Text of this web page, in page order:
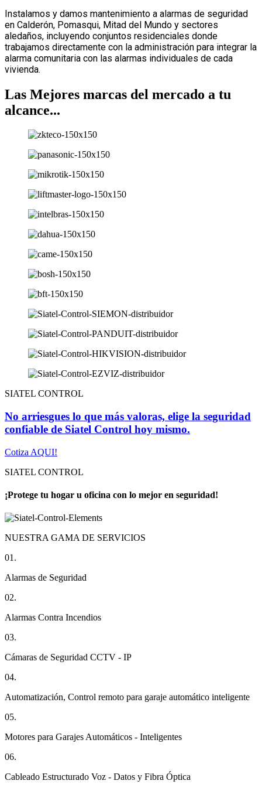
Instalamos y damos mantenimiento a alarmas de seguridad
en Calderón, Pomasqui, Mitad del Mundo y sectores
aledaños, incluyendo conjuntos residenciales donde
trabajamos directamente con la administración para integrar la
alarma comunitaria con las alarmas individuales de cada
vivienda.
Las Mejores marcas del mercado a tu
alcance...
SIATEL CONTROL
No arriesgues lo que más valoras, elige la seguridad
confiable de Siatel Control hoy mismo.
Cotiza AQUI!
SIATEL CONTROL
¡Protege tu hogar u oficina con lo mejor en seguridad!
NUESTRA GAMA DE SERVICIOS
01.
Alarmas de Seguridad
02.
Alarmas Contra Incendios
03.
Cámaras de Seguridad CCTV - IP
04.
Automatización, Control remoto para garaje automático inteligente
05.
Motores para Garajes Automáticos - Inteligentes
06.
Cableado Estructurado Voz - Datos y Fibra Óptica